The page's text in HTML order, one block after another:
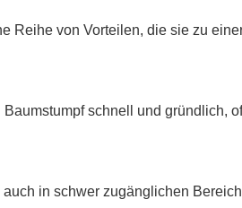
Reihe von Vorteilen, die sie zu
Baumstumpf schnell und gründlich,
in schwer zugänglichen